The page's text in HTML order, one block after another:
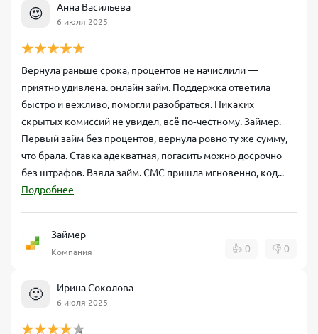
😍 Анна Васильева
6 июля 2025
Вернула раньше срока, процентов не начислили —
приятно удивлена. онлайн займ. Поддержка ответила
быстро и вежливо, помогли разобраться. Никаких
скрытых комиссий не увидел, всё по‑честному. Займер.
Первый займ без процентов, вернула ровно ту же сумму,
что брала. Ставка адекватная, погасить можно досрочно
без штрафов. Взяла займ. СМС пришла мгновенно, код...
Подробнее
Займер
Компания 👍 0 👎 0
🙂 Ирина Соколова
6 июля 2025